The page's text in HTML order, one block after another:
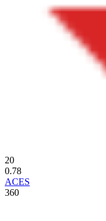
20
0.78
ACES
360